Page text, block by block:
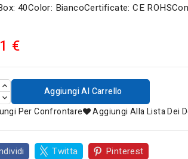
40Color: BiancoCertificate: CE
€
Aggiungi Al Carrello
Per Confrontare
Aggiungi Alla Lista Dei
Twitta Pinterest